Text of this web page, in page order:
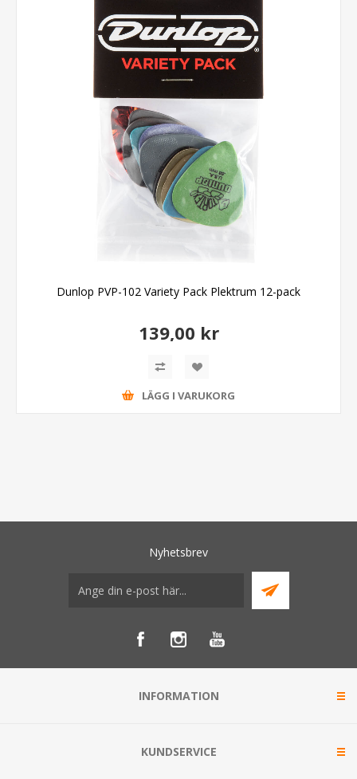
Dunlop PVP-102 Variety Pack Plektrum 12-pack
139,00 kr
LÄGG I VARUKORG
Nyhetsbrev
INFORMATION
KUNDSERVICE